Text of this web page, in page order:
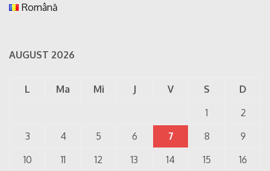
Română
AUGUST 2026
L Ma Mi J V S
D
1
2
3
4 5 6 7 8
9
10
11 12 13 14 15 16